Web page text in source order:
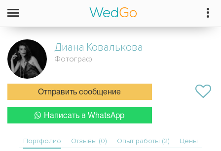
Диана Ковалькова
Фотограф
Отправить сообщение
Написать в WhatsApp
Портфолио Отзывы (0) Опыт работы (2) Цены